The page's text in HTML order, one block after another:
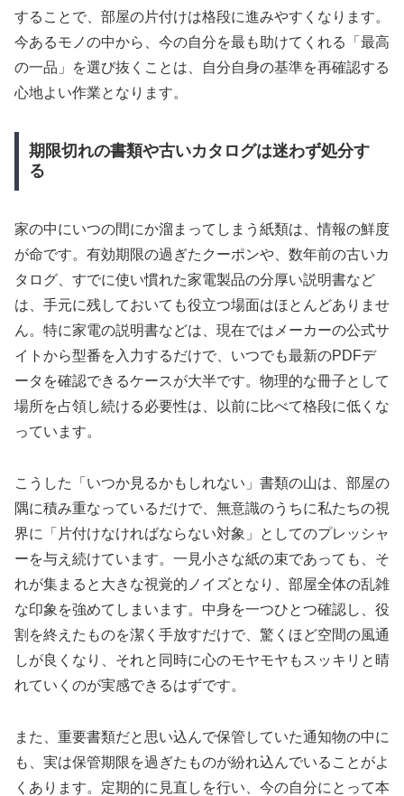
することで、部屋の片付けは格段に進みやすくなります。
今あるモノの中から、今の自分を最も助けてくれる「最高
の一品」を選び抜くことは、自分自身の基準を再確認する
心地よい作業となります。
期限切れの書類や古いカタログは迷わず処分す
る
家の中にいつの間にか溜まってしまう紙類は、情報の鮮度
が命です。有効期限の過ぎたクーポンや、数年前の古いカ
タログ、すでに使い慣れた家電製品の分厚い説明書など
は、手元に残しておいても役立つ場面はほとんどありませ
ん。特に家電の説明書などは、現在ではメーカーの公式サ
イトから型番を入力するだけで、いつでも最新のPDFデ
ータを確認できるケースが大半です。物理的な冊子として
場所を占領し続ける必要性は、以前に比べて格段に低くな
っています。
こうした「いつか見るかもしれない」書類の山は、部屋の
隅に積み重なっているだけで、無意識のうちに私たちの視
界に「片付けなければならない対象」としてのプレッシャ
ーを与え続けています。一見小さな紙の束であっても、そ
れが集まると大きな視覚的ノイズとなり、部屋全体の乱雑
な印象を強めてしまいます。中身を一つひとつ確認し、役
割を終えたものを潔く手放すだけで、驚くほど空間の風通
しが良くなり、それと同時に心のモヤモヤもスッキリと晴
れていくのが実感できるはずです。
また、重要書類だと思い込んで保管していた通知物の中に
も、実は保管期限を過ぎたものが紛れ込んでいることがよ
くあります。定期的に見直しを行い、今の自分にとって本